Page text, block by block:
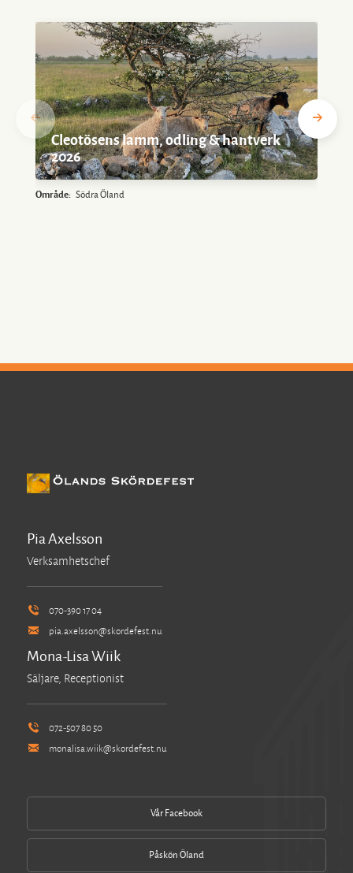
Cleotösens lamm, odling & hantverk
2026
Område: Södra Öland
Pia Axelsson
Verksamhetschef
070-390 17 04
pia.axelsson@skordefest.nu
Mona-Lisa Wiik
Säljare, Receptionist
072-507 80 50
monalisa.wiik@skordefest.nu
Vår Facebook
Påskön Öland